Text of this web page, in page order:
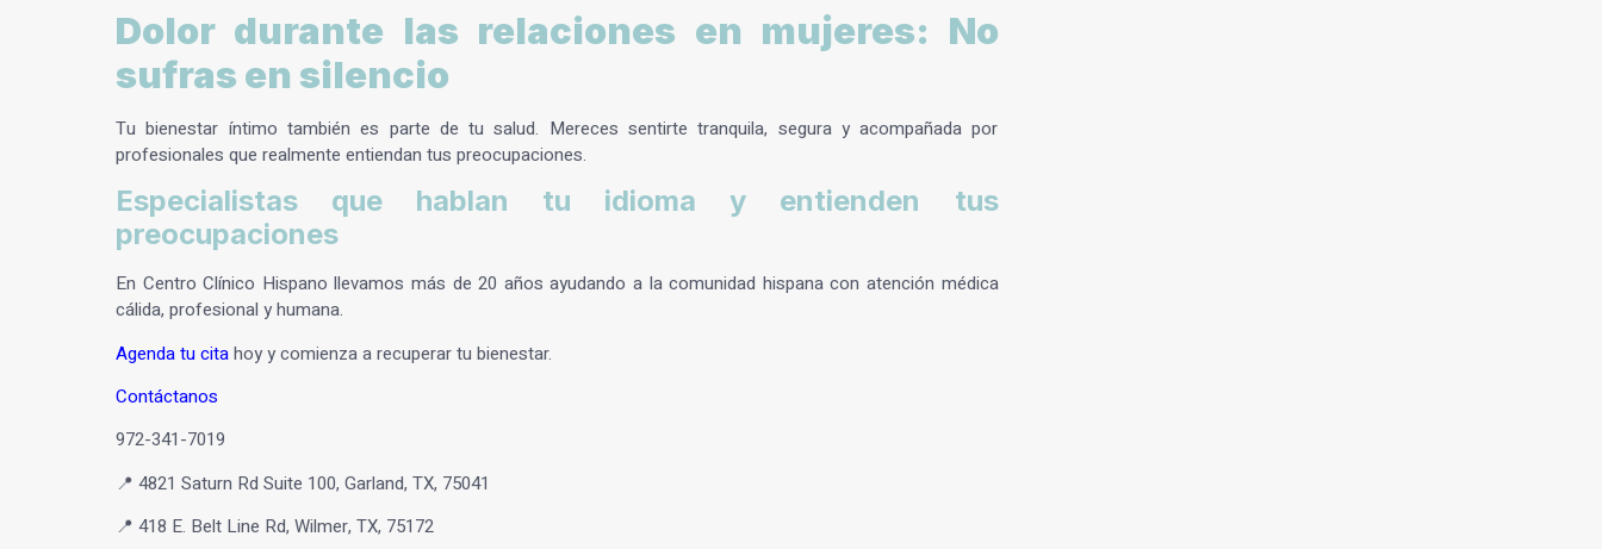
Dolor durante las relaciones en mujeres: No
sufras en silencio
Tu bienestar íntimo también es parte de tu salud. Mereces sentirte tranquila, segura y acompañada por
profesionales que realmente entiendan tus preocupaciones.
Especialistas que hablan tu idioma y entienden tus
preocupaciones
En Centro Clínico Hispano llevamos más de 20 años ayudando a la comunidad hispana con atención médica
cálida, profesional y humana.
Agenda tu citahoy y comienza a recuperar tu bienestar.
Contáctanos
972-341-7019
📍 4821 Saturn Rd Suite 100, Garland, TX, 75041
📍 418 E. Belt Line Rd, Wilmer, TX, 75172